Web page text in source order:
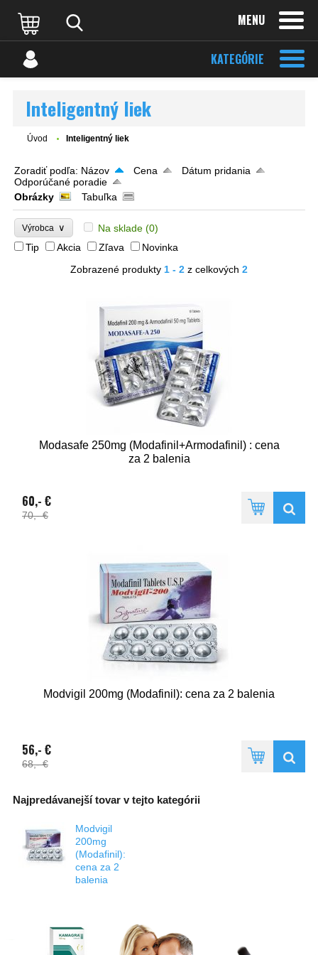
MENU
KATEGÓRIE
Inteligentný liek
Úvod Inteligentný liek
Zoradiť podľa: Názov Cena
Dátum pridania
Odporúčané poradie
Obrázky
Tabuľka
Výrobca ∨ Na sklade (0)
Tip
Akcia Zľava
Novinka
Zobrazené produkty 1 - 2 z celkových 2
Modasafe 250mg (Modafinil+Armodafinil) : cena
za 2 balenia
60,- €
70,- €
Modvigil 200mg (Modafinil): cena za 2 balenia
56,- €
68,- €
Najpredávanejší tovar v tejto kategórii
Modvigil
200mg
(Modafinil):
cena za 2
balenia